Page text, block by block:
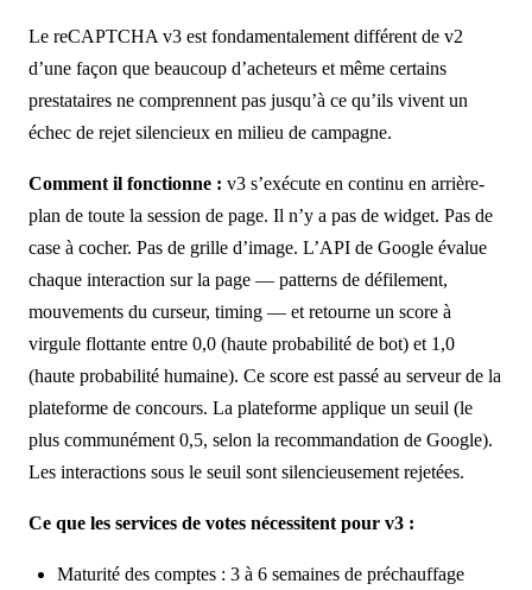
Le reCAPTCHA v3 est fondamentalement différent de v2
d’une façon que beaucoup d’acheteurs et même certains
prestataires ne comprennent pas jusqu’à ce qu’ils vivent un
échec de rejet silencieux en milieu de campagne.
Comment il fonctionne : v3 s’exécute en continu en arrière-
plan de toute la session de page. Il n’y a pas de widget. Pas de
case à cocher. Pas de grille d’image. L’API de Google évalue
chaque interaction sur la page — patterns de défilement,
mouvements du curseur, timing — et retourne un score à
virgule flottante entre 0,0 (haute probabilité de bot) et 1,0
(haute probabilité humaine). Ce score est passé au serveur de la
plateforme de concours. La plateforme applique un seuil (le
plus communément 0,5, selon la recommandation de Google).
Les interactions sous le seuil sont silencieusement rejetées.
Ce que les services de votes nécessitent pour v3 :
Maturité des comptes : 3 à 6 semaines de préchauffage